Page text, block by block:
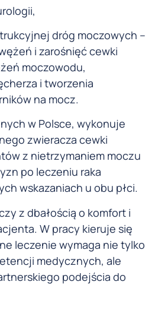
dróg moczowych –
i zarośnięć cewki
moczowodu,
i tworzenia
na mocz.
w Polsce, wykonuje
zwieracza cewki
z nietrzymaniem moczu
po leczeniu raka
wskazaniach u obu płci.
z dbałością o komfort i
W pracy kieruje się
leczenie wymaga nie tylko
medycznych, ale
podejścia do